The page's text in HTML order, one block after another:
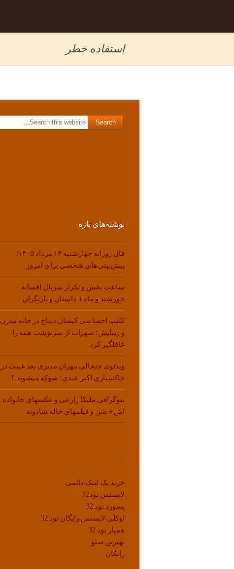
استفاده خطر
Search for:
نوشته‌های تازه
فال روزانه چهارشنبه ۱۴ مرداد ۱۴۰۵:
پیش‌بینی‌های شخصی برای امروز
ساعت پخش و تکرار سریال افسانه
خورشید و ماه+ داستان و بازیگران
کلیپ احساسی کیسان دیباج در خانه مدرن
و زیبایش؛ سهراب از سرنوشت همه را
غافلگیر کرد
ویدئوی جنجالی مهران مدیری بعد غیبت در
خاکسپاری اکبر عبدی؛ شوکه میشوید !!
بیوگرافی ملیکا زارعی و عکسهای خانواده
اش+ سن و فیلمهای خاله شادونه
.
خرید بک لینک دائمی
لایسنس نود32
پسورد نود 32
اوکلی لایسنس رایگان نود 32
همیار نود 32
بهترین سئو
رایگان